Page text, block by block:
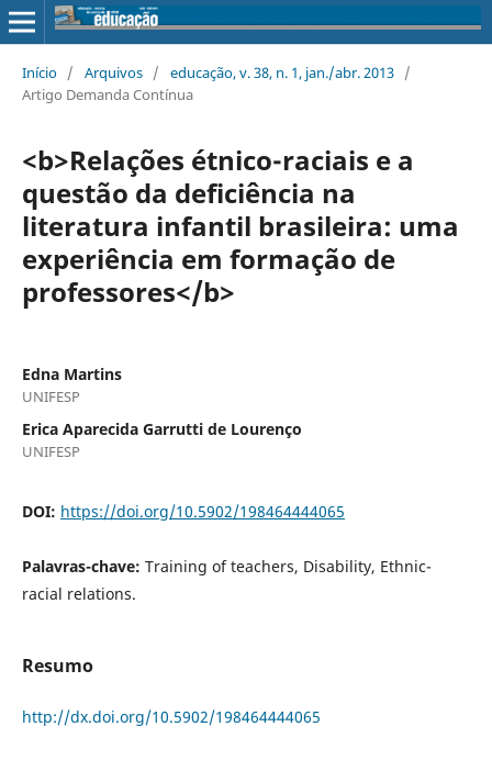
Início / Arquivos / educação, v. 38, n. 1, jan./abr. 2013 /
Artigo Demanda Contínua
<b>Relações étnico-raciais e a
questão da deficiência na
literatura infantil brasileira: uma
experiência em formação de
professores</b>
Edna Martins
UNIFESP
Erica Aparecida Garrutti de Lourenço
UNIFESP
DOI: https://doi.org/10.5902/198464444065
Palavras-chave: Training of teachers, Disability, Ethnic-
racial relations.
Resumo
http://dx.doi.org/10.5902/198464444065